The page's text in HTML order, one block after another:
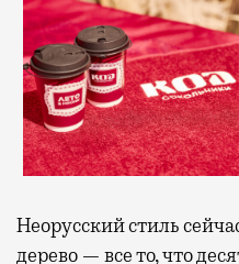
Неорусский стиль
дерево — все то, что